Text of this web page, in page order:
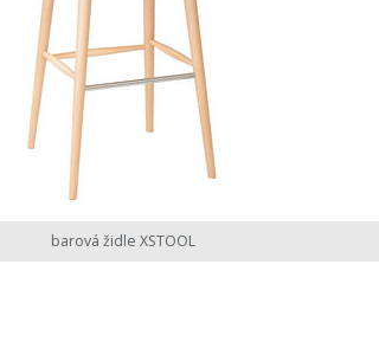
barová židle XSTOOL